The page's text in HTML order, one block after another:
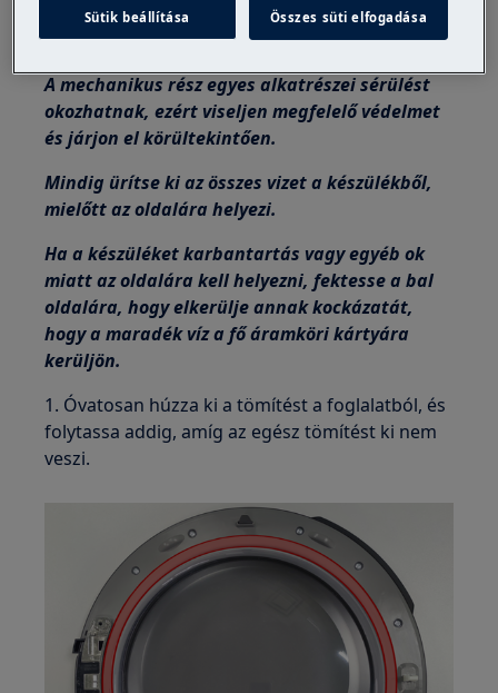
húzza ki a dugót a konnektorból, hogy
megszakítsa a tápellátást.
A mechanikus rész egyes alkatrészei sérülést
okozhatnak, ezért viseljen megfelelő védelmet
és járjon el körültekintően.
Mindig ürítse ki az összes vizet a készülékből,
mielőtt az oldalára helyezi.
Ha a készüléket karbantartás vagy egyéb ok
miatt az oldalára kell helyezni, fektesse a bal
oldalára, hogy elkerülje annak kockázatát,
hogy a maradék víz a fő áramköri kártyára
kerüljön.
1. Óvatosan húzza ki a tömítést a foglalatból, és
folytassa addig, amíg az egész tömítést ki nem
veszi.
Sütik beállítása Összes süti elfogadása